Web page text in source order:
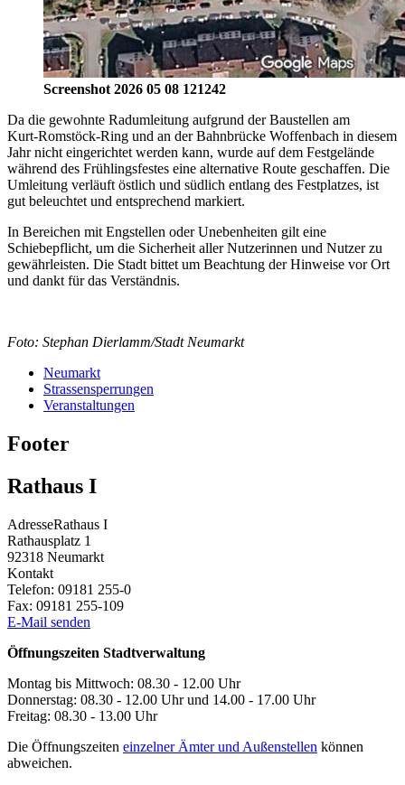
Screenshot 2026 05 08 121242
Da die gewohnte Radumleitung aufgrund der Baustellen am
Kurt‑Romstöck‑Ring und an der Bahnbrücke Woffenbach in diesem
Jahr nicht eingerichtet werden kann, wurde auf dem Festgelände
während des Frühlingsfestes eine alternative Route geschaffen. Die
Umleitung verläuft östlich und südlich entlang des Festplatzes, ist
gut beleuchtet und entsprechend markiert.
In Bereichen mit Engstellen oder Unebenheiten gilt eine
Schiebepflicht, um die Sicherheit aller Nutzerinnen und Nutzer zu
gewährleisten. Die Stadt bittet um Beachtung der Hinweise vor Ort
und dankt für das Verständnis.
Foto: Stephan Dierlamm/Stadt Neumarkt
Neumarkt
Strassensperrungen
Veranstaltungen
Footer
Rathaus I
AdresseRathaus I
Rathausplatz 1
92318 Neumarkt
Kontakt
Telefon: 09181 255-0
Fax: 09181 255-109
E-Mail senden
Öffnungszeiten Stadtverwaltung
Montag bis Mittwoch: 08.30 - 12.00 Uhr
Donnerstag: 08.30 - 12.00 Uhr und 14.00 - 17.00 Uhr
Freitag: 08.30 - 13.00 Uhr
Die Öffnungszeiten einzelner Ämter und Außenstellen können
abweichen.